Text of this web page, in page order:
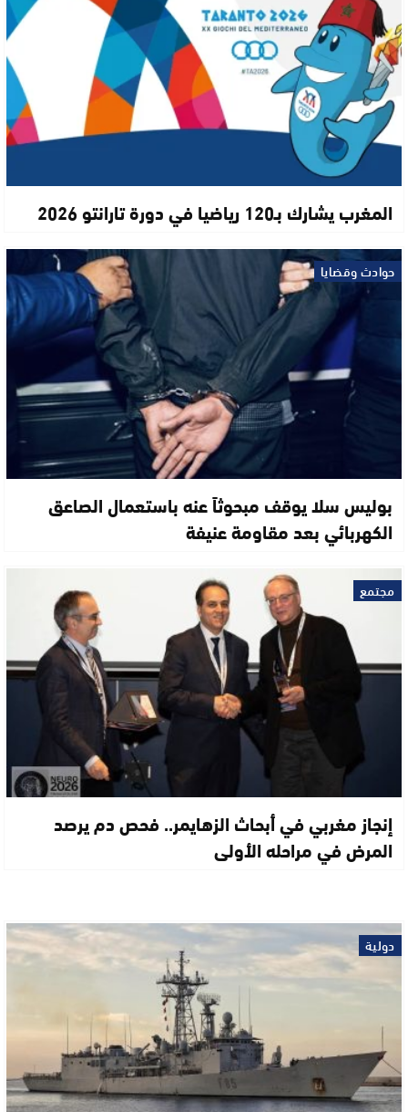
المغرب يشارك بـ120 رياضيا في دورة تارانتو 2026
حوادث وقضايا
بوليس سلا يوقف مبحوثاً عنه باستعمال الصاعق
الكهربائي بعد مقاومة عنيفة
مجتمع
إنجاز مغربي في أبحاث الزهايمر.. فحص دم يرصد
المرض في مراحله الأولى
دولية